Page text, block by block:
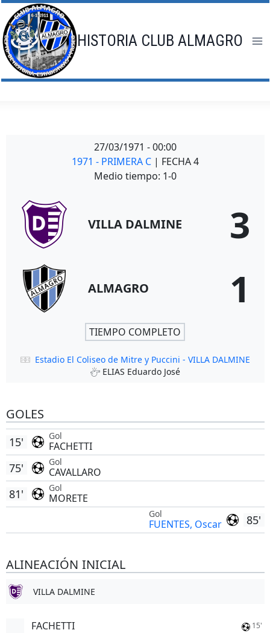
Saltar
al
contenido
HISTORIA CLUB ALMAGRO
27/03/1971 - 00:00
1971 - PRIMERA C | FECHA 4
Medio tiempo: 1-0
VILLA DALMINE 3
ALMAGRO 1
TIEMPO COMPLETO
Estadio El Coliseo de Mitre y Puccini - VILLA DALMINE
ELIAS Eduardo José
GOLES
Gol
FACHETTI
15'
Gol
CAVALLARO
75'
Gol
MORETE
81'
85'
Gol
FUENTES, Oscar
ALINEACIÓN INICIAL
VILLA DALMINE
FACHETTI 15'